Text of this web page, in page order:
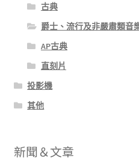
古典
爵士、流行及非嚴肅類音
AP古典
直刻片
投影機
其他
新聞＆文章